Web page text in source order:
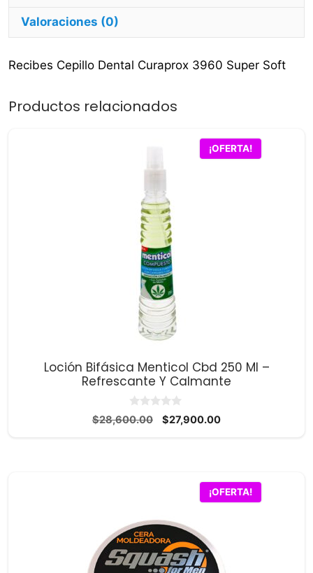
Valoraciones (0)
Recibes Cepillo Dental Curaprox 3960 Super Soft
Productos relacionados
¡OFERTA!
Loción Bifásica Menticol Cbd 250 Ml –
Refrescante Y Calmante
0
d
$28,600.00
El
$27,900.00El
¡OFERTA!